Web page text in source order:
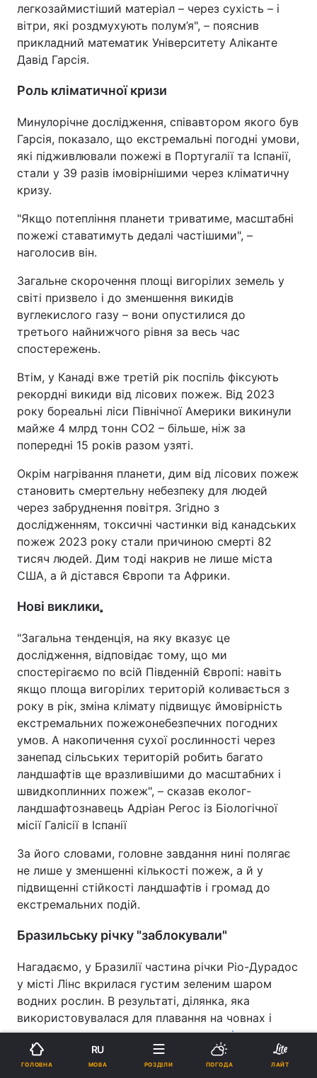
легкозаймистіший матеріал – через сухість – і
вітри, які роздмухують полум’я", – пояснив
прикладний математик Університету Аліканте
Давід Гарсія.
Роль кліматичної кризи
Минулорічне дослідження, співавтором якого був
Гарсія, показало, що екстремальні погодні умови,
які підживлювали пожежі в Португалії та Іспанії,
стали у 39 разів імовірнішими через кліматичну
кризу.
"Якщо потепління планети триватиме, масштабні
пожежі ставатимуть дедалі частішими", –
наголосив він.
Загальне скорочення площі вигорілих земель у
світі призвело і до зменшення викидів
вуглекислого газу – вони опустилися до
третього найнижчого рівня за весь час
спостережень.
Втім, у Канаді вже третій рік поспіль фіксують
рекордні викиди від лісових пожеж. Від 2023
року бореальні ліси Північної Америки викинули
майже 4 млрд тонн CO2 – більше, ніж за
попередні 15 років разом узяті.
Окрім нагрівання планети, дим від лісових пожеж
становить смертельну небезпеку для людей
через забруднення повітря. Згідно з
дослідженням, токсичні частинки від канадських
пожеж 2023 року стали причиною смерті 82
тисяч людей. Дим тоді накрив не лише міста
США, а й дістався Європи та Африки.
Нові виклики
"Загальна тенденція, на яку вказує це
дослідження, відповідає тому, що ми
спостерігаємо по всій Південній Європі: навіть
якщо площа вигорілих територій коливається з
року в рік, зміна клімату підвищує ймовірність
екстремальних пожежонебезпечних погодних
умов. А накопичення сухої рослинності через
занепад сільських територій робить багато
ландшафтів ще вразливішими до масштабних і
швидкоплинних пожеж", – сказав еколог-
ландшафтознавець Адріан Регос із Біологічної
місії Галісії в Іспанії
За його словами, головне завдання нині полягає
не лише у зменшенні кількості пожеж, а й у
підвищенні стійкості ландшафтів і громад до
екстремальних подій.
Бразильську річку "заблокували"
Нагадаємо, у Бразилії частина річки Ріо-Дурадос
у місті Лінс вкрилася густим зеленим шаром
водних рослин. В результаті, ділянка, яка
використовувалася для плавання на човнах і
туризму,тепер перетворилася на повільну
перешкоду.
Рослинність буквально заблокувала
рух човнів, пошкодила дерев'яні причали та
ГОЛОВНА
RU
МОВА РОЗДІЛИ ПОГОДА ЛАЙТ